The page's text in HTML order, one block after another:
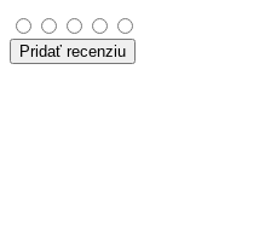
Pridať recenziu